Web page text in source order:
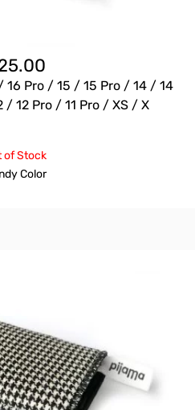
16 Pro / 15 / 15 Pro / 14 / 14
/ 12 Pro / 11 Pro / XS / X
of Stock
Color